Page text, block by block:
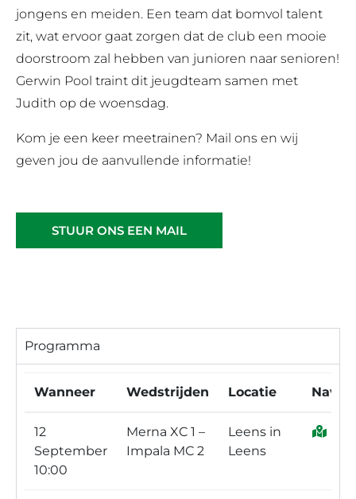
jongens en meiden. Een team dat bomvol talent
zit, wat ervoor gaat zorgen dat de club een mooie
doorstroom zal hebben van junioren naar senioren!
Gerwin Pool traint dit jeugdteam samen met
Judith op de woensdag.
Kom je een keer meetrainen? Mail ons en wij
geven jou de aanvullende informatie!
STUUR ONS EEN MAIL
Programma
Wanneer Wedstrijden Locatie
12
September
10:00
Merna XC 1 –
Impala MC 2
Leens in
Leens